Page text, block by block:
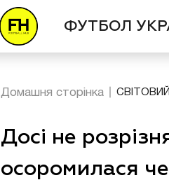
ФУТБОЛ
Домашня сторінка
Досі не
осоромилася